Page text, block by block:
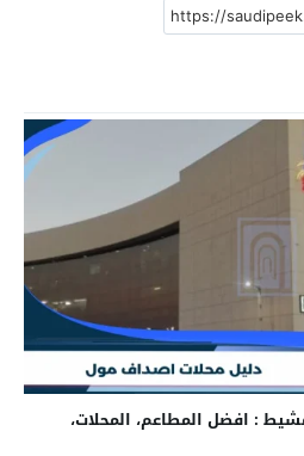
: افضل المطاعم، المحلات،